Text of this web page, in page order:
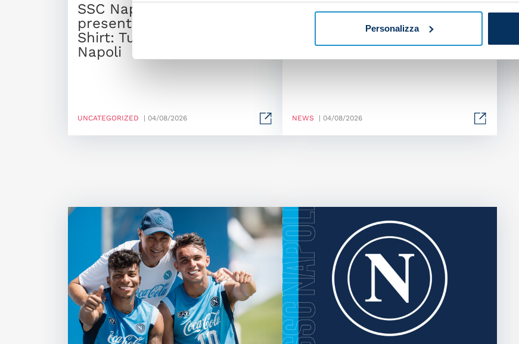
Personalizza
SSC Napoli And EA7
present the 2026/27 Third
Shirt: Tutto il rosso di
Napoli
UNCATEGORIZED | 04/08/2026
Happy birthday, Giovanni!
NEWS | 04/08/2026